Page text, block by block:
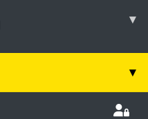
▾
▾